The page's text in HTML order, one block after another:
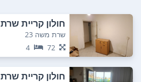
חולון קריית שרת
שרת משה 23
72
4
חולון קריית שרת